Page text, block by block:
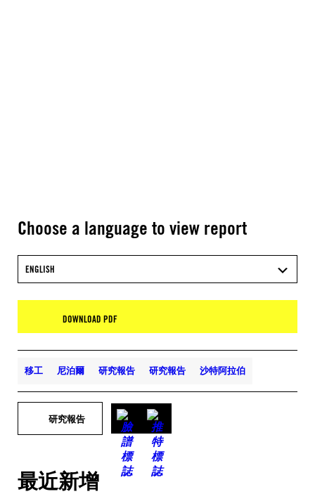
Choose a language to view report
ENGLISH
DOWNLOAD PDF
移工 尼泊爾 研究報告 研究報告 沙特阿拉伯
研究報告
最近新增